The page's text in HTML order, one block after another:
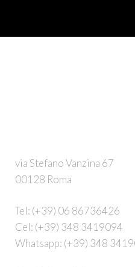
via Stefano Vanzina 67
00128 Roma
Tel: (+39) 06 86736426
Cel: (+39) 348 3419094
Whatsapp: (+39) 348